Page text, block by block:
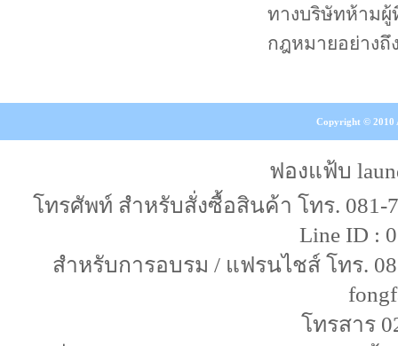
ทางบริษัทห้ามผู้
กฎหมายอย่างถึ
Copyright © 2010
ฟองแฟ้บ
โทรศัพท์ สำหรับสั่งซื้อสินค้า โทร. 081-
Line ID :
สำหรับการอบรม / แฟรนไชส์ โทร.
โทรสาร